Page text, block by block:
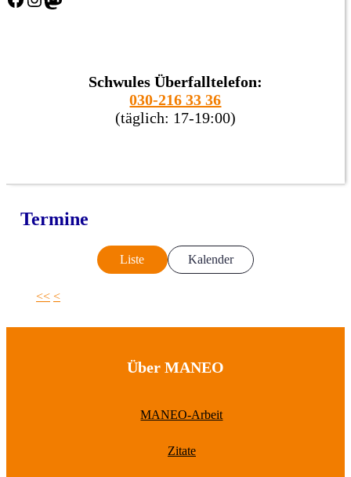
Schwules Überfalltelefon:
030-216 33 36
(täglich: 17-19:00)
Termine
Liste Kalender
<< <
Über MANEO
MANEO-Arbeit
Zitate